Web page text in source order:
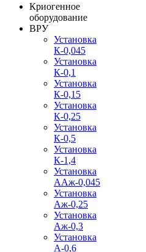
Криогенное
оборудование
ВРУ
Установка
К-0,045
Установка
К-0,1
Установка
К-0,15
Установка
К-0,25
Установка
К-0,5
Установка
К-1,4
Установка
ААж-0,045
Установка
Аж-0,25
Установка
Аж-0,3
Установка
А-0,6